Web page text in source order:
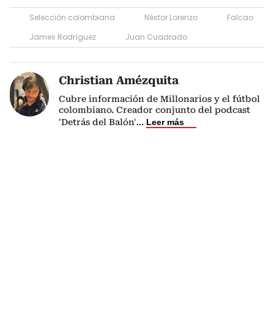
Selección colombiana Néstor Lorenzo
Falcao
James Rodríguez
Juan Cuadrado
Christian Amézquita
Cubre información de Millonarios y el fútbol
colombiano. Creador conjunto del podcast
'Detrás del Balón'... Leer más